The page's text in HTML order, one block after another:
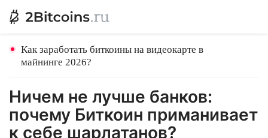
Как заработать биткоины на видеокарте в
майнинге 2026?
Ничем не лучше банков:
почему Биткоин приманивает
к себе шарлатанов?